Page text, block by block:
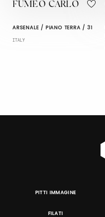
FUMEO CARLO
ARSENALE / PIANO TERRA / 31
ITALY
PITTI IMMAGINE
FILATI